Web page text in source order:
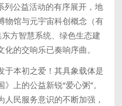
列公益活动的有序展开，地
物馆与元宇宙科创概念（有
方智慧系统、绿色生态建
的交响乐已奏响序曲。
于本初之爱！其具象载体是
上的公益新锐“爱心粥”。
民服务意识的不断加强，